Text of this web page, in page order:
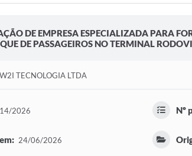
DE EMPRESA ESPECIALIZADA PARA
DE PASSAGEIROS NO TERMINAL
W2I TECNOLOGIA LTDA
14/2026 Nº
24/06/2026